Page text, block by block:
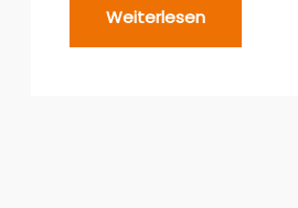
Weiterlesen